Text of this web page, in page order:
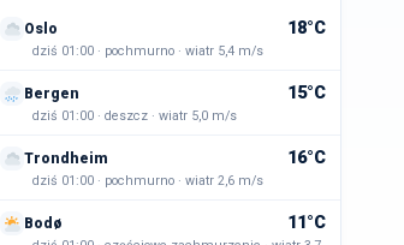
Oslo 18°C
dziś 01:00 · pochmurno · wiatr 5,4 m/s
Bergen 15°C
dziś 01:00 · deszcz · wiatr 5,0 m/s
Trondheim 16°C
dziś 01:00 · pochmurno · wiatr 2,6 m/s
Bodø 11°C